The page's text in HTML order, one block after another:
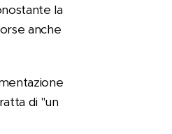
la
anche
di "un